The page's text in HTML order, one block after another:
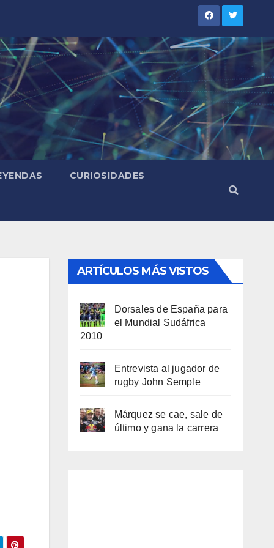
CURIOSIDADES
ARTÍCULOS MÁS VISTOS
Dorsales de España para
el Mundial Sudáfrica
2010
Entrevista al jugador de
rugby John Semple
Márquez se cae, sale de
último y gana la carrera